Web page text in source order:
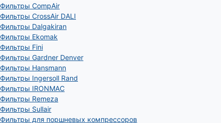
Фильтры CompAir
Фильтры CrossAir DALI
Фильтры Dalgakiran
Фильтры Ekomak
Фильтры Fini
Фильтры Gardner Denver
Фильтры Hansmann
Фильтры Ingersoll Rand
Фильтры IRONMAC
Фильтры Remeza
Фильтры Sullair
Фильтры для поршневых компрессоров